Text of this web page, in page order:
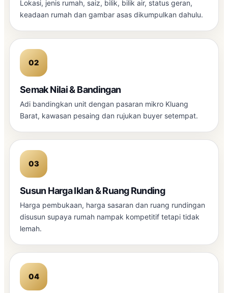
Lokasi, jenis rumah, saiz, bilik, bilik air, status geran,
keadaan rumah dan gambar asas dikumpulkan dahulu.
Semak Nilai & Bandingan
Adi bandingkan unit dengan pasaran mikro Kluang
Barat, kawasan pesaing dan rujukan buyer setempat.
Susun Harga Iklan & Ruang Runding
Harga pembukaan, harga sasaran dan ruang rundingan
disusun supaya rumah nampak kompetitif tetapi tidak
lemah.